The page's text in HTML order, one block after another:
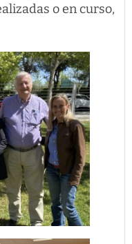
o en curso,